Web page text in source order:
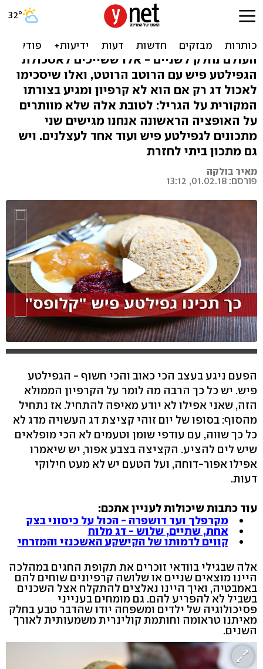
כך תכינו את הגפילטע פיש
העולם נחלק לשניים - אלו ששייכים לאסכולת
הגפילטע פיש עם הרוטב הרוטט, ואלו שיסכימו
לאכול דג רק אם הוא לא קרפיון ומגיע בצורתו
המקורית על הגריל: לטובת אלה שלא מוותרים
על האופציה הראשונה אנחנו מגישים שני
מתכונים לגפילטע פיש ועוד אחד לעצלנים. ויש
גם מתכון ביתי לחזרת
מאיר בולקה
פורסם: 01.02.18, 13:12
הפעם ניגע בעצב הכי כאוב והכי חשוף - הגפילטע
פיש. יש כל כך הרבה מה לומר על הקרפיון הממולא
הזה, שאני אפילו לא יודע מאיפה להתחיל. אז נתחיל
מהסוף: בסופו של יום זוהי קציצת דג העשויה מדג לא
כל כך שווה, עם עודפי שומן וטעמים לא הכי מופלאים
שיש לים להציע. הקציצה בצבע אפור, יש שיאמרו
אפילו אפור-דוחה, ועל הטעם יש לא מעט חילוקי
דעות.
עוד כתבות שיכולות לעניין אתכם:
מקרפלך ועד דושפרה - הכול על כיסוני בצק
אחת, שתיים, שלוש - דג מלוח
קווים לדמותו של הקישקע האשכנזי והמזרחי
אלה שבגילי בוודאי זוכרים את תקופת החגים במהלכה
היינו מוצאים שניים או שלושה קרפיונים שוחים להם
באמבטיה, ואיך היינו נאלצים להתקלח אצל השכנים
בשביל לא להפריע להם. גם מומחים בענייני
פסיכולוגיה של ילדים ומשפחה יודו שהדבר טבע בחלק
מאיתנו טראומה וחותמת קולינרית משמעותית לאורך
השנים.